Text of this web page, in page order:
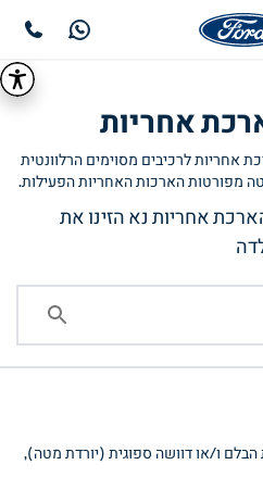
אחריות
אחריות לרכיבים מסוימים הרלוונטית
מפורטות הארכות האחריות הפעילות.
אחריות נא הזינו את
ו/או דוושה ספוגית (יורדת מטה),